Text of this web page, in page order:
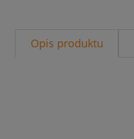
Opis produktu